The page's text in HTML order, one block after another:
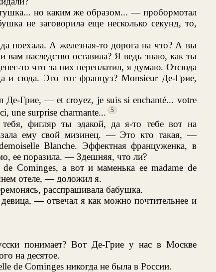
но каким же образом... — пробормотал
не заговорила еще несколько секунд, то,
поехала. А железная-то дорога на что? А вы
вам наследство оставила? Я ведь знаю, как ты
то что за них переплатил, я думаю. Отсюда
и сюда. Это тот француз? Monsieur Де-Грие,
Грие, — et croyez, je suis si enchanté... votre
une surprise charmante...
5
фигляр ты эдакой, да я-то тебе вот на
ему свой мизинец. — Это кто такая, —
Blanche. Эффектная француженка, в
ее поразила. — Здешняя, что ли?
Cominges, а вот и маменька ее madame de
отеле, — доложил я.
расспрашивала бабушка.
— отвечал я как можно почтительнее и
понимает? Вот Де-Грие у нас в Москве
на десятое.
de Cominges никогда не была в России.